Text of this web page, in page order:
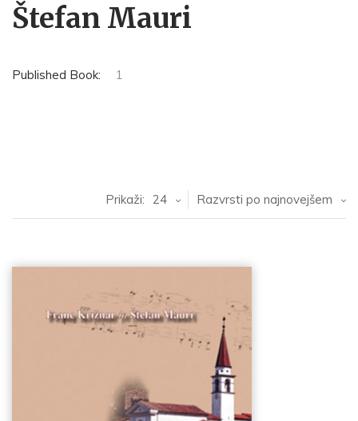
Štefan Mauri
Published Book: 1
Razvrsti po najnovejšem
Prikaži: 24